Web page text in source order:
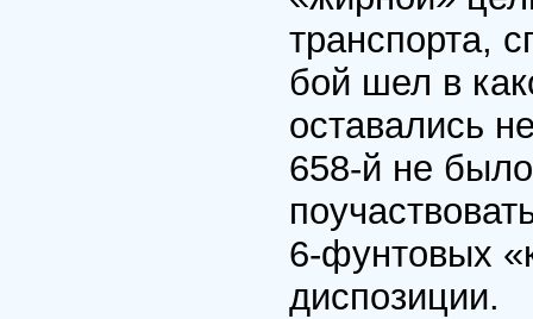
транспорта,
бой шел в
оставались
658-й не
6-фунтовых
диспозиции.